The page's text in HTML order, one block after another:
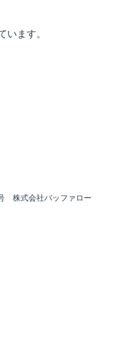
ます。
株式会社バッファロー